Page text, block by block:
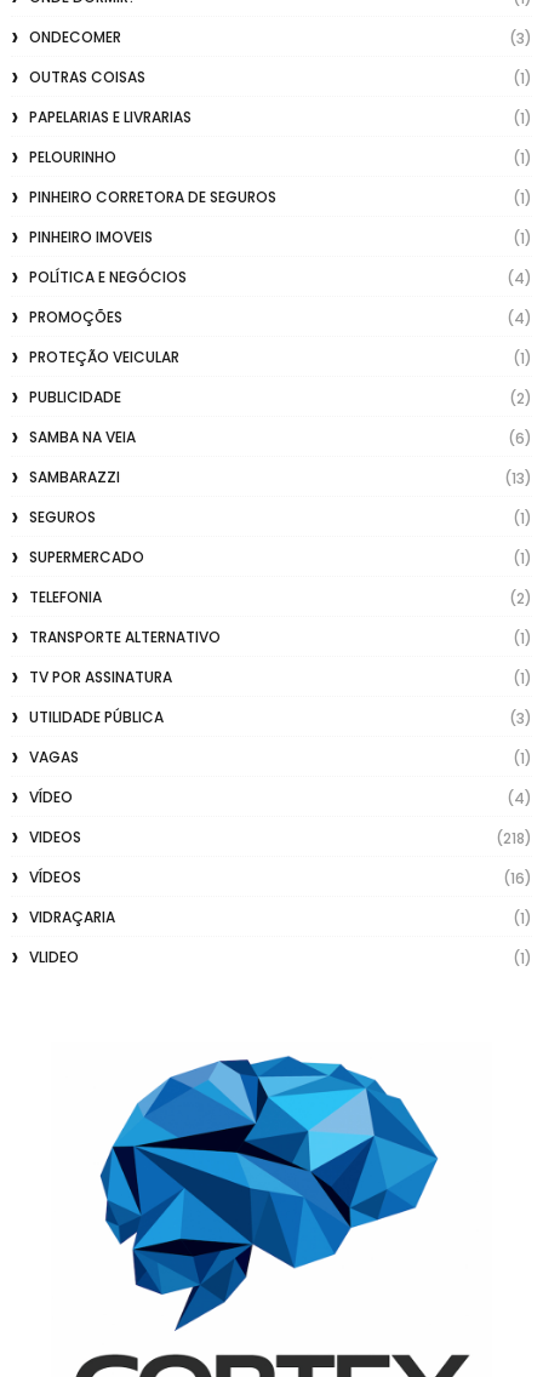
ONDECOMER
(3)
OUTRAS COISAS
(1)
PAPELARIAS E LIVRARIAS
(1)
PELOURINHO
(1)
PINHEIRO CORRETORA DE SEGUROS
(1)
PINHEIRO IMOVEIS
(1)
POLÍTICA E NEGÓCIOS
(4)
PROMOÇÕES
(4)
PROTEÇÃO VEICULAR
(1)
PUBLICIDADE
(2)
SAMBA NA VEIA
(6)
SAMBARAZZI
(13)
SEGUROS
(1)
SUPERMERCADO
(1)
TELEFONIA
(2)
TRANSPORTE ALTERNATIVO
(1)
TV POR ASSINATURA
(1)
UTILIDADE PÚBLICA
(3)
VAGAS
(1)
VÍDEO
(4)
VIDEOS
(218)
VÍDEOS
(16)
VIDRAÇARIA
(1)
VLIDEO
(1)